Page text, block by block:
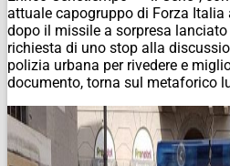
attuale capogruppo di Forza Italia
dopo il missile a sorpresa lanciato
richiesta di uno stop alla
polizia urbana per rivedere e
documento, torna sul metaforico